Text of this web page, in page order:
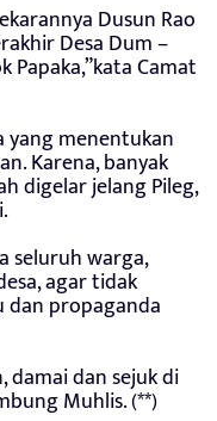
Dusun Rao
Desa Dum –
Papaka,”kata Camat
yang menentukan
Karena, banyak
digelar jelang Pileg,
seluruh warga,
agar tidak
dan propaganda
damai dan sejuk di
Muhlis. (**)